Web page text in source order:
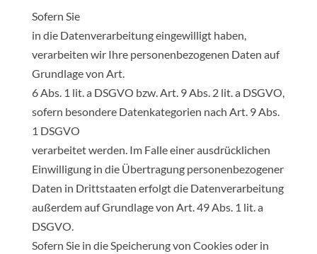
Sofern Sie
in die Datenverarbeitung eingewilligt haben,
verarbeiten wir Ihre personenbezogenen Daten auf
Grundlage von Art.
6 Abs. 1 lit. a DSGVO bzw. Art. 9 Abs. 2 lit. a DSGVO,
sofern besondere Datenkategorien nach Art. 9 Abs.
1 DSGVO
verarbeitet werden. Im Falle einer ausdrücklichen
Einwilligung in die Übertragung personenbezogener
Daten in Drittstaaten erfolgt die Datenverarbeitung
außerdem auf Grundlage von Art. 49 Abs. 1 lit. a
DSGVO.
Sofern Sie in die Speicherung von Cookies oder in